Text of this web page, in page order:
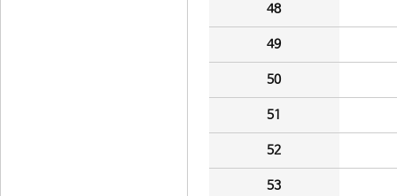
48
49
50
51
52
53